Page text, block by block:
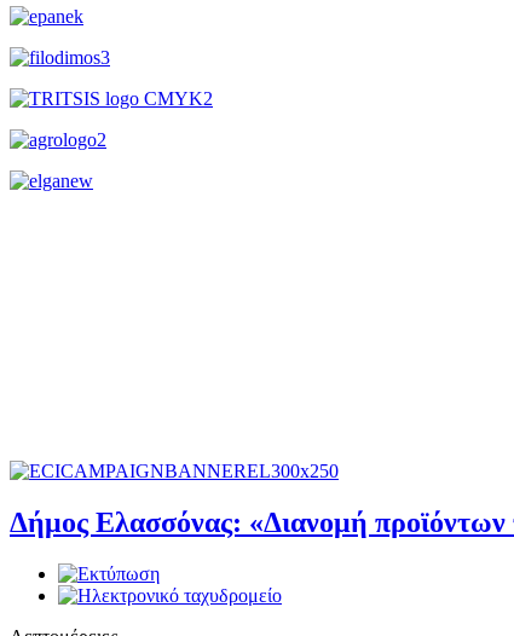
Δήμος Ελασσόνας: «Διανομή